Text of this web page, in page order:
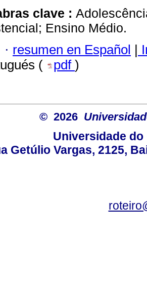
clave :
Ensino Médio.
· resumen en Español |
(
pdf )
© 2026
Universidade do
Getúlio Vargas, 2125,